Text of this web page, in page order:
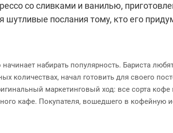
со сливками и ванилью,
шутливые послания тому, кто его
набирать популярность. Бариста
начал готовить для своего
маркетинговый ход: все сорта
кафе. Покупателя, вошедшего в кофейную